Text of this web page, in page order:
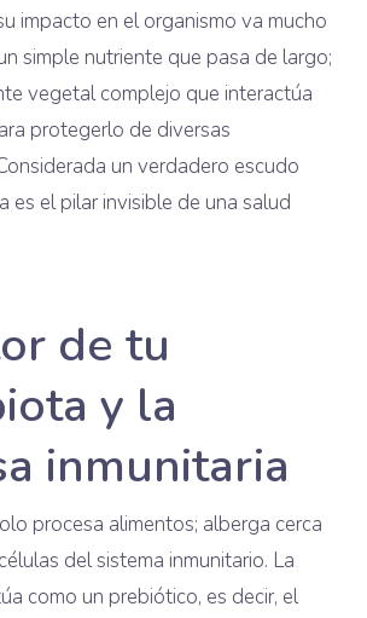
impacto en el organismo va mucho
simple nutriente que pasa de largo;
vegetal complejo que interactúa
protegerlo de diversas
un verdadero escudo
es el pilar invisible de una salud
de tu
y la
inmunitaria
procesa alimentos; alberga cerca
del sistema inmunitario. La
como un prebiótico, es decir, el